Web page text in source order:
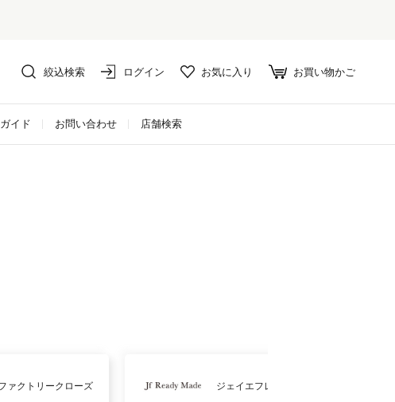
絞込検索 ログイン お気に入り お買い物かご
イド お問い合わせ 店舗検索
ァクトリークローズ ジェイエフレディメイド